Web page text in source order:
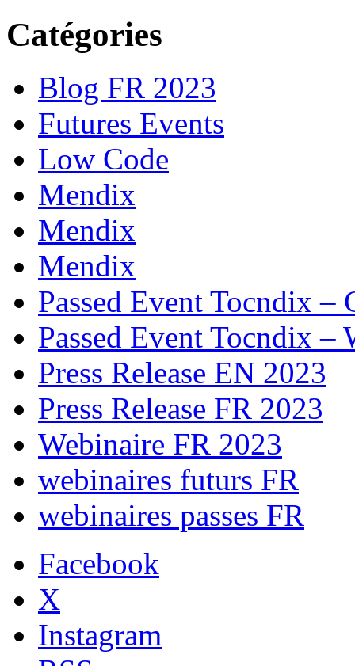
Catégories
Blog FR 2023
Futures Events
Low Code
Mendix
Mendix
Mendix
Passed Event Tocndix –
Passed Event Tocndix –
Press Release EN 2023
Press Release FR 2023
Webinaire FR 2023
webinaires futurs FR
webinaires passes FR
Facebook
X
Instagram